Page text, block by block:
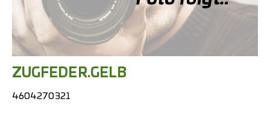
ZUGFEDER.GELB
4604270321